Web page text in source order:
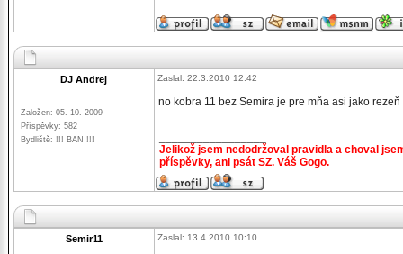
DJ Andrej
Založen: 05. 10. 2009
Příspěvky: 582
Bydliště: !!! BAN !!!
Zaslal: 22.3.2010 12:42
no kobra 11 bez Semira je pre mňa asi jako
Jelikož jsem nedodržoval pravidla a choval
příspěvky, ani psát SZ. Váš Gogo.
Semir11 Zaslal: 13.4.2010 10:10